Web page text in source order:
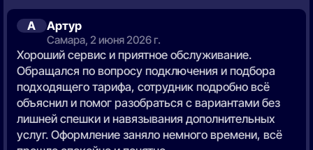
А Артур
Самара, 2 июня 2026 г.
Хороший сервис и приятное обслуживание.
Обращался по вопросу подключения и подбора
подходящего тарифа, сотрудник подробно всё
объяснил и помог разобраться с вариантами без
лишней спешки и навязывания дополнительных
услуг. Оформление заняло немного времени, всё